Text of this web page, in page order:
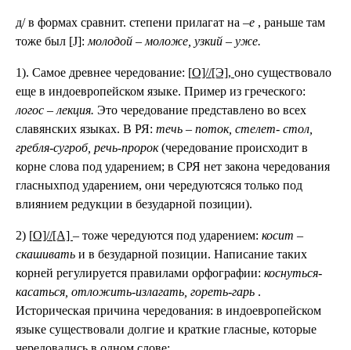
д/ в формах сравнит. степени прилагат на –е , раньше там
тоже был [J]: молодой – моложе, узкий – уже.
1). Самое древнее чередование: [О]//[Э], оно существовало
еще в индоевропейском языке. Пример из греческого:
логос – лекция. Это чередование представлено во всех
славянских языках. В РЯ: течь – поток, стелет- стол,
гребля-сугроб, речь-пророк(чередование происходит в
корне слова под ударением; в СРЯ нет закона чередования
гласныхпод ударением, они чередуютсяся только под
влиянием редукции в безударной позиции).
2) [О]//[А] – тоже чередуются под ударением: косит –
скашивать и в безударной позиции. Написание таких
корней регулируется правилами орфографии: коснуться-
касаться, отложить-излагать, гореть-гарь .
Историческая причина чередования: в индоевропейском
языке существовали долгие и краткие гласные, которые